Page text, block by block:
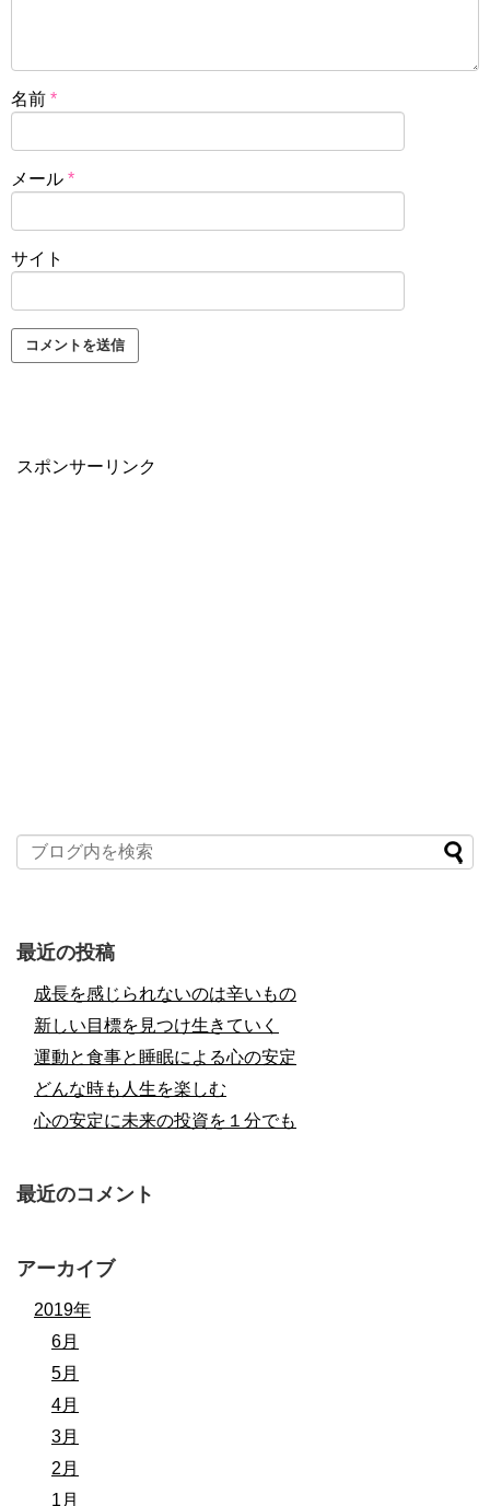
名前 *
メール *
サイト
スポンサーリンク
最近の投稿
成長を感じられないのは辛いもの
新しい目標を見つけ生きていく
運動と食事と睡眠による心の安定
どんな時も人生を楽しむ
心の安定に未来の投資を１分でも
最近のコメント
アーカイブ
2019年
6月
5月
4月
3月
2月
1月